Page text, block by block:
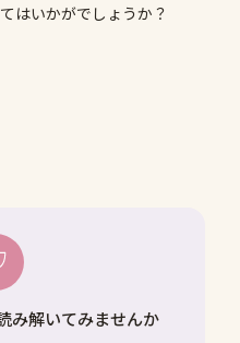
はいかがでしょうか？
み解いてみませんか